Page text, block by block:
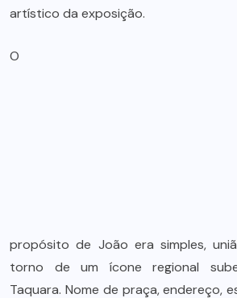
artístico da exposição.
O
propósito de João era simples,
torno de um ícone regional
Taquara. Nome de praça, endereço,